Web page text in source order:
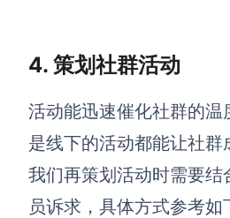
4. 策划社群活动
活动能迅速催化社群的温
是线下的活动都能让社群
我们再策划活动时需要结
员诉求，具体方式参考如